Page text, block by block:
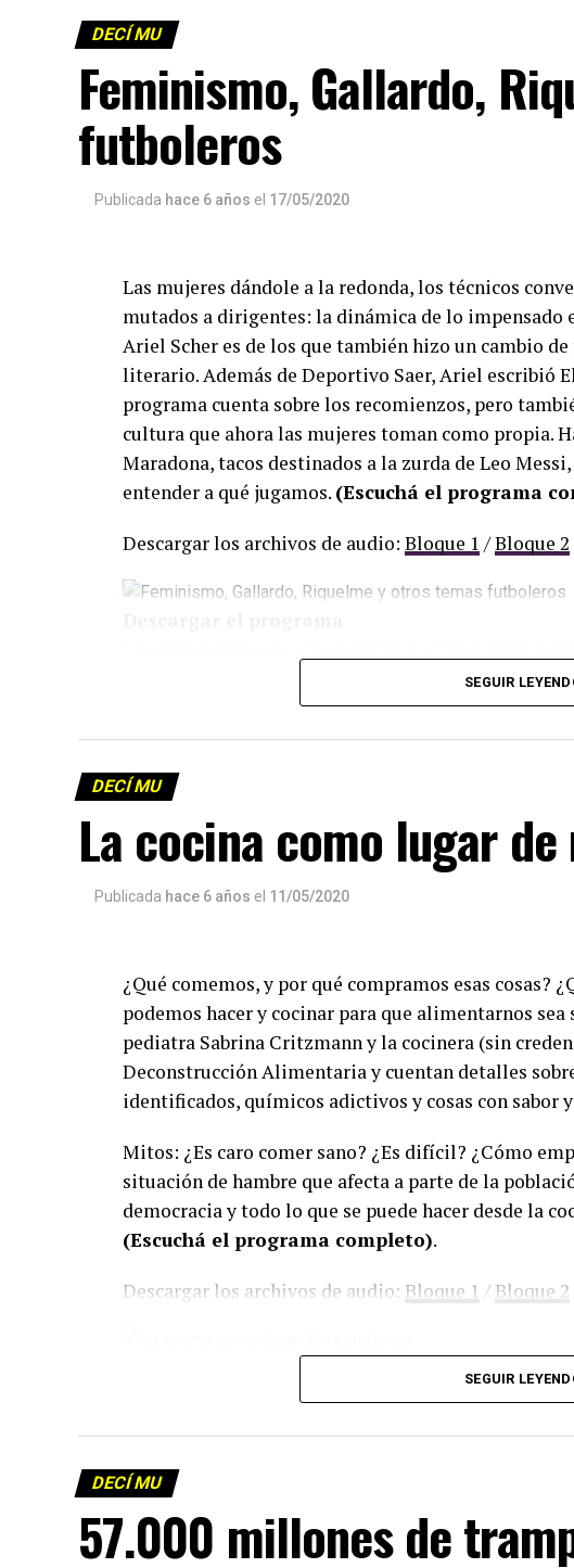
DECÍ MU
Feminismo, Gallardo,
futboleros
Publicada hace 6 años el 17/05/2020
Las mujeres dándole a la redonda, los técnicos
mutados a dirigentes: la dinámica de lo impensado
Ariel Scher es de los que también hizo un cambio
literario. Además de Deportivo Saer, Ariel escribió
programa cuenta sobre los recomienzos, pero
cultura que ahora las mujeres toman como propia.
Maradona, tacos destinados a la zurda de Leo
entender a qué jugamos. (Escuchá el programa
Descargar los archivos de audio: Bloque 1 /Bloque 2
para emitir todos los
SEGUIR
DECÍ MU
La cocina como lugar
Publicada hace 6 años el 11/05/2020
¿Qué comemos, y por qué compramos esas cosas?
podemos hacer y cocinar para que alimentarnos
pediatra Sabrina Critzmann y la cocinera (sin
Deconstrucción Alimentaria y cuentan detalles
identificados, químicos adictivos y cosas con sabor
Mitos: ¿Es caro comer sano? ¿Es difícil? ¿Cómo
situación de hambre que afecta a parte de la
democracia y todo lo que se puede hacer desde la
(Escuchá el programa completo).
Descargar los archivos de audio: Bloque 1 / Bloque 2
Descargar el programa
SEGUIR
DECÍ MU
57.000 millones de